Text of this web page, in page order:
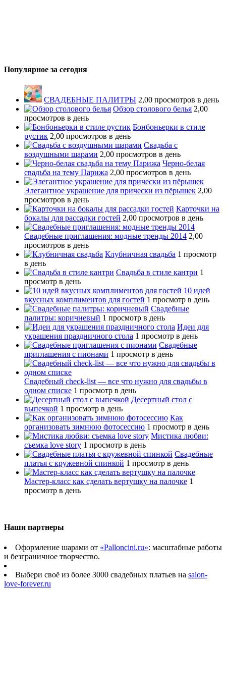
Популярное за сегодня
СВАДЕБНЫЕ ПАЛИТРЫ 2,00 просмотров в день
Обзор столового белья 2,00
просмотров в день
Бонбоньерки в стиле
рустик 2,00 просмотров в день
Свадьба с
воздушными шарами 2,00 просмотров в день
Черно-белая
свадьба на тему Парижа 2,00 просмотров в день
Элегантное украшение для прически из пёрышек 2,00
просмотров в день
Карточки на
бокалы для рассадки гостей 2,00 просмотров в день
Свадебные приглашения: модные тренды 2014 2,00
просмотров в день
Клубничная свадьба 1 просмотр
в день
Свадьба в стиле кантри 1
просмотр в день
10 идей
вкусных комплиментов для гостей 1 просмотр в день
Свадебные
палитры: коричневый 1 просмотр в день
Идеи для
украшения праздничного стола 1 просмотр в день
Свадебные
приглашения с пионами 1 просмотр в день
Свадебный сheck-list — все что нужно для свадьбы в
одном списке 1 просмотр в день
Десертный стол с
выпечкой 1 просмотр в день
Как
организовать зимнюю фотосессию 1 просмотр в день
Мистика любви:
съемка love story 1 просмотр в день
Свадебные
платья с кружевной спинкой 1 просмотр в день
Мастер-класс как сделать вертушку на палочке 1
просмотр в день
Наши партнеры
Оформление шарами от «Palloncini.ru»: масштабные работы
и безграничное творчество.
Выбери своё из более 3000 свадебных платьев на salon-
love-forever.ru